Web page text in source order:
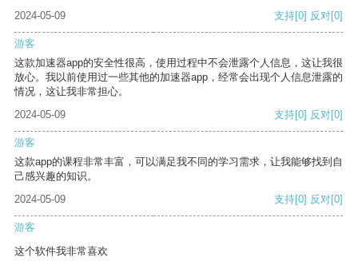
2024-05-09
支持[0] 反对[0]
游客
这款加速器app的安全性很高，使用过程中不会泄露个人信息，这让我很
放心。我以前使用过一些其他的加速器app，经常会出现个人信息泄露的
情况，这让我非常担心。
2024-05-09
支持[0] 反对[0]
游客
这款app的课程非常丰富，可以满足我不同的学习需求，让我能够找到自
己感兴趣的知识。
2024-05-09
支持[0] 反对[0]
游客
这个软件我非常喜欢